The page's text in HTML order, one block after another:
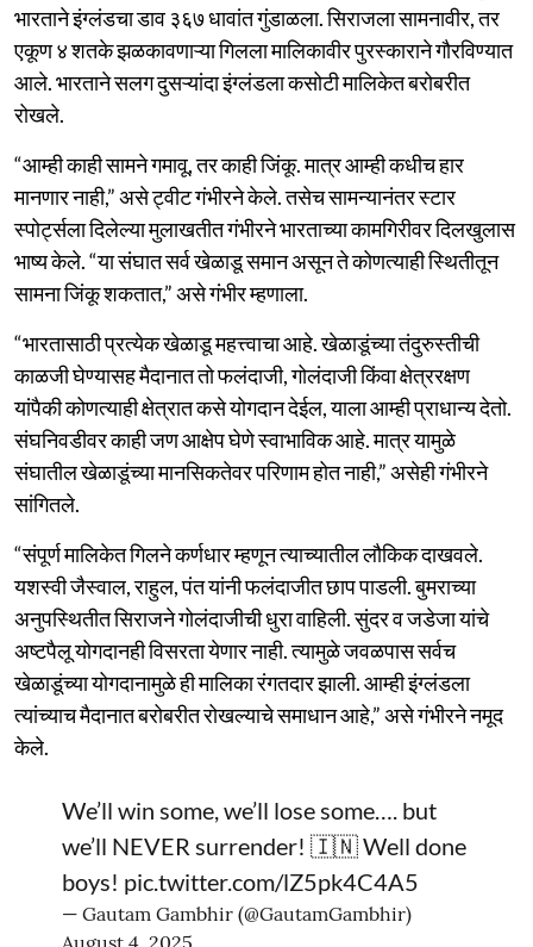
भारताने इंग्लंडचा डाव ३६७ धावांत गुंडाळला. सिराजला सामनावीर, तर
एकूण ४ शतके झळकावणाऱ्या गिलला मालिकावीर पुरस्काराने गौरविण्यात
आले. भारताने सलग दुसऱ्यांदा इंग्लंडला कसोटी मालिकेत बरोबरीत
रोखले.
“आम्ही काही सामने गमावू, तर काही जिंकू. मात्र आम्ही कधीच हार
मानणार नाही,” असे ट्वीट गंभीरने केले. तसेच सामन्यानंतर स्टार
स्पोर्ट्सला दिलेल्या मुलाखतीत गंभीरने भारताच्या कामगिरीवर दिलखुलास
भाष्य केले. “या संघात सर्व खेळाडू समान असून ते कोणत्याही स्थितीतून
सामना जिंकू शकतात,” असे गंभीर म्हणाला.
“भारतासाठी प्रत्येक खेळाडू महत्त्वाचा आहे. खेळाडूंच्या तंदुरुस्तीची
काळजी घेण्यासह मैदानात तो फलंदाजी, गोलंदाजी किंवा क्षेत्ररक्षण
यांपैकी कोणत्याही क्षेत्रात कसे योगदान देईल, याला आम्ही प्राधान्य देतो.
संघनिवडीवर काही जण आक्षेप घेणे स्वाभाविक आहे. मात्र यामुळे
संघातील खेळाडूंच्या मानसिकतेवर परिणाम होत नाही,” असेही गंभीरने
सांगितले.
“संपूर्ण मालिकेत गिलने कर्णधार म्हणून त्याच्यातील लौकिक दाखवले.
यशस्वी जैस्वाल, राहुल, पंत यांनी फलंदाजीत छाप पाडली. बुमराच्या
अनुपस्थितीत सिराजने गोलंदाजीची धुरा वाहिली. सुंदर व जडेजा यांचे
अष्टपैलू योगदानही विसरता येणार नाही. त्यामुळे जवळपास सर्वच
खेळाडूंच्या योगदानामुळे ही मालिका रंगतदार झाली. आम्ही इंग्लंडला
त्यांच्याच मैदानात बरोबरीत रोखल्याचे समाधान आहे,” असे गंभीरने नमूद
केले.
We’ll win some, we’ll lose some…. but
we’ll NEVER surrender! 🇮🇳 Well done
boys! pic.twitter.com/lZ5pk4C4A5
— Gautam Gambhir (@GautamGambhir)
August 4, 2025